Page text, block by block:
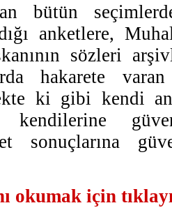
bütün
anketlere,
sözleri
hakarete
ki gibi kendi
kendilerine
sonuçlarına
okumak için